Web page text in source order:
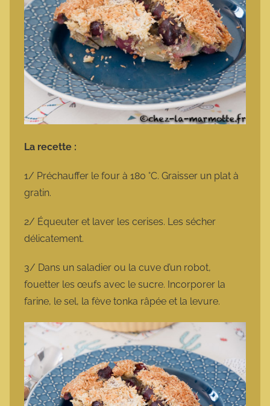
La recette :
1/ Préchauffer le four à 180 °C. Graisser un plat à
gratin.
2/ Équeuter et laver les cerises. Les sécher
délicatement.
3/ Dans un saladier ou la cuve d’un robot,
fouetter les œufs avec le sucre. Incorporer la
farine, le sel, la fève tonka râpée et la levure.